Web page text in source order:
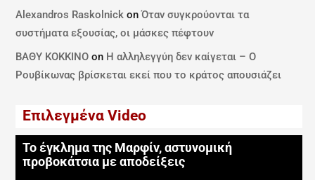
Alexandros Raskolnick onΌταν συγκρούονται τα
συστήματα εξουσίας, οι μάσκες πέφτουν
ΒΑΘΥ ΚΟΚΚΙΝΟ on Η αλληλεγγύη δεν καίγεται – Ο
Ρουβίκωνας βρίσκεται εκεί που το κράτος απουσιάζει
Επιλεγμένα Video
Το έγκλημα της Μαρφίν, αστυνομική
προβοκάτσια με αποδείξεις